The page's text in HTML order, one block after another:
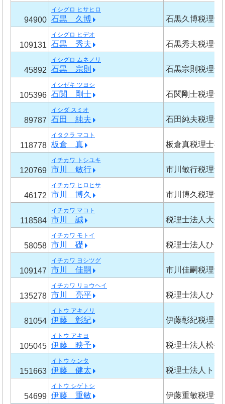
94900
イシグロ ヒサヒロ
石黒 久博 石黒久博税理士
109131
イシグロ ヒデオ
石黒 秀夫 石黒秀夫税理士
45892
イシグロ ムネノリ
石黒 宗則 石黒宗則税理士
105396
イシゼキ ツヨシ
石関 剛士 石関剛士税理士
89787
イシダ スミオ
石田 純夫 石田純夫税理士
118778
イタクラ マコト
板倉 真 板倉真税理士事
120769
イチカワ トシユキ
市川 敏行 市川敏行税理士
46172
イチカワ ヒロヒサ
市川 博久 市川博久税理士
118584
イチカワ マコト
市川 誠 税理士法人大平
58058
イチカワ モトイ
市川 礎 税理士法人ひま
109147
イチカワ ヨシツグ
市川 佳嗣 市川佳嗣税理士
135278
イチカワ リョウヘイ
市川 亮平 税理士法人ひ
81054
イトウ アキノリ
伊藤 彰紀 伊藤彰紀税理士
105045
イトウ アキヨ
伊藤 映予 税理士法人松井
151663
イトウ ケンタ
伊藤 健太 税理士法人トリ
54699
イトウ シゲトシ
伊藤 重敏 伊藤重敏税理士